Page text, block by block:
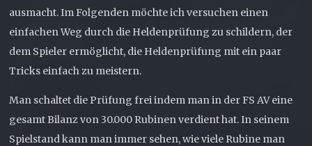
ausmacht. Im Folgenden möchte ich versuchen einen
einfachen Weg durch die Heldenprüfung zu schildern, der
dem Spieler ermöglicht, die Heldenprüfung mit ein paar
Tricks einfach zu meistern.
Man schaltet die Prüfung frei indem man in der FS AV eine
gesamt Bilanz von 30.000 Rubinen verdient hat. In seinem
Spielstand kann man immer sehen, wie viele Rubine man